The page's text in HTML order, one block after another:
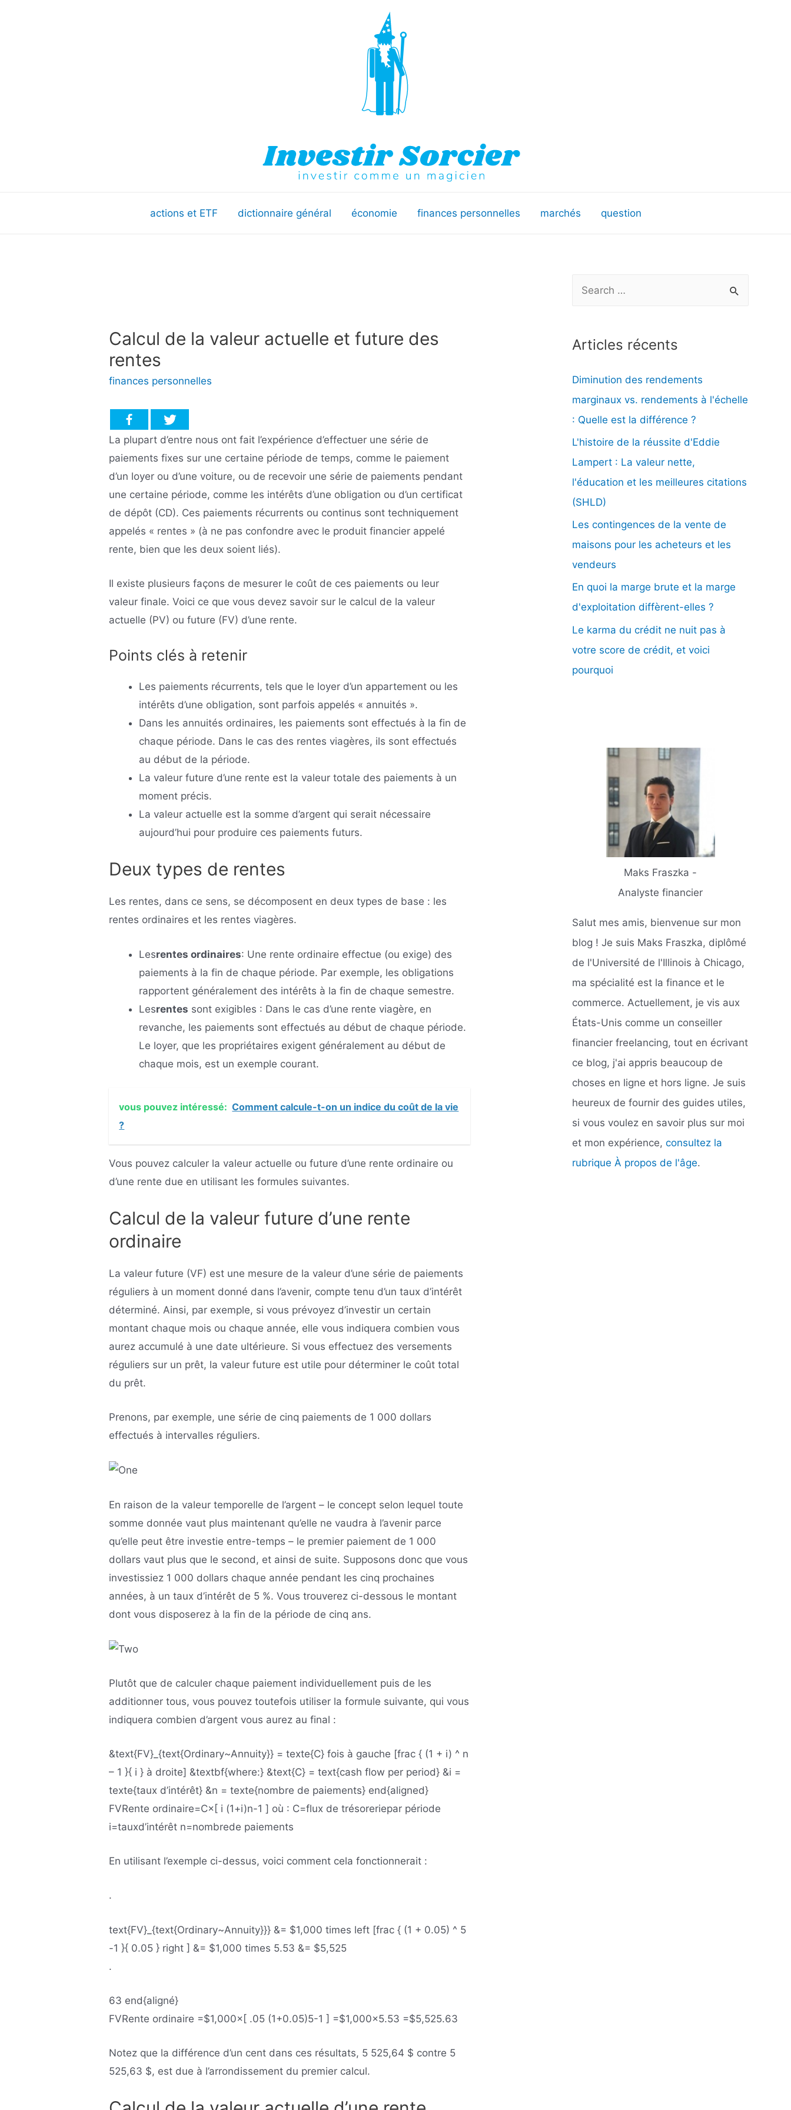
actions et ETF dictionnaire général économie finances personnelles marchés question
Calcul de la valeur actuelle et future des
rentes
finances personnelles
La plupart d’entre nous ont fait l’expérience d’effectuer une série de
paiements fixes sur une certaine période de temps, comme le paiement
d’un loyer ou d’une voiture, ou de recevoir une série de paiements pendant
une certaine période, comme les intérêts d’une obligation ou d’un certificat
de dépôt (CD). Ces paiements récurrents ou continus sont techniquement
appelés « rentes » (à ne pas confondre avec le produit financier appelé
rente, bien que les deux soient liés).
Il existe plusieurs façons de mesurer le coût de ces paiements ou leur
valeur finale. Voici ce que vous devez savoir sur le calcul de la valeur
actuelle (PV) ou future (FV) d’une rente.
Points clés à retenir
Les paiements récurrents, tels que le loyer d’un appartement ou les
intérêts d’une obligation, sont parfois appelés « annuités ».
Dans les annuités ordinaires, les paiements sont effectués à la fin de
chaque période. Dans le cas des rentes viagères, ils sont effectués
au début de la période.
La valeur future d’une rente est la valeur totale des paiements à un
moment précis.
La valeur actuelle est la somme d’argent qui serait nécessaire
aujourd’hui pour produire ces paiements futurs.
Deux types de rentes
Les rentes, dans ce sens, se décomposent en deux types de base : les
rentes ordinaires et les rentes viagères.
Lesrentes ordinaires: Une rente ordinaire effectue (ou exige) des
paiements à la fin de chaque période. Par exemple, les obligations
rapportent généralement des intérêts à la fin de chaque semestre.
Lesrentes sont exigibles : Dans le cas d’une rente viagère, en
revanche, les paiements sont effectués au début de chaque période.
Le loyer, que les propriétaires exigent généralement au début de
chaque mois, est un exemple courant.
vous pouvez intéressé: Comment calcule-t-on un indice du coût de la vie
?
Vous pouvez calculer la valeur actuelle ou future d’une rente ordinaire ou
d’une rente due en utilisant les formules suivantes.
Calcul de la valeur future d’une rente
ordinaire
La valeur future (VF) est une mesure de la valeur d’une série de paiements
réguliers à un moment donné dans l’avenir, compte tenu d’un taux d’intérêt
déterminé. Ainsi, par exemple, si vous prévoyez d’investir un certain
montant chaque mois ou chaque année, elle vous indiquera combien vous
aurez accumulé à une date ultérieure. Si vous effectuez des versements
réguliers sur un prêt, la valeur future est utile pour déterminer le coût total
du prêt.
Prenons, par exemple, une série de cinq paiements de 1 000 dollars
effectués à intervalles réguliers.
En raison de la valeur temporelle de l’argent – le concept selon lequel toute
somme donnée vaut plus maintenant qu’elle ne vaudra à l’avenir parce
qu’elle peut être investie entre-temps – le premier paiement de 1 000
dollars vaut plus que le second, et ainsi de suite. Supposons donc que vous
investissiez 1 000 dollars chaque année pendant les cinq prochaines
années, à un taux d’intérêt de 5 %. Vous trouverez ci-dessous le montant
dont vous disposerez à la fin de la période de cinq ans.
Plutôt que de calculer chaque paiement individuellement puis de les
additionner tous, vous pouvez toutefois utiliser la formule suivante, qui vous
indiquera combien d’argent vous aurez au final :
&text{FV}_{text{Ordinary~Annuity}} = texte{C} fois à gauche [frac { (1 + i) ^ n
– 1 }{ i } à droite] &textbf{where:} &text{C} = text{cash flow per period} &i =
texte{taux d’intérêt} &n = texte{nombre de paiements} end{aligned}
FVRente ordinaire=C× [ i (1+i)n-1 ] où : C=flux de trésoreriepar période
i=tauxd’intérêt n=nombrede paiements
En utilisant l’exemple ci-dessus, voici comment cela fonctionnerait :
.
text{FV}_{text{Ordinary~Annuity}}} &= $1,000 times left [frac { (1 + 0.05) ^ 5
-1 }{ 0.05 } right ] &= $1,000 times 5.53 &= $5,525
.
63 end{aligné}
FVRente ordinaire =$1,000× [ .05 (1+0.05)5-1 ] =$1,000×5.53 =$5,525.63
Notez que la différence d’un cent dans ces résultats, 5 525,64 $ contre 5
525,63 $, est due à l’arrondissement du premier calcul.
h
r
c
h
e
r
:
Articles récents
Diminution des rendements
marginaux vs. rendements à l'échelle
: Quelle est la différence ?
L'histoire de la réussite d'Eddie
Lampert : La valeur nette,
l'éducation et les meilleures citations
(SHLD)
Les contingences de la vente de
maisons pour les acheteurs et les
vendeurs
En quoi la marge brute et la marge
d'exploitation diffèrent-elles ?
Le karma du crédit ne nuit pas à
votre score de crédit, et voici
pourquoi
Maks Fraszka -
Analyste financier
Salut mes amis, bienvenue sur mon
blog ! Je suis Maks Fraszka, diplômé
de l'Université de l'Illinois à Chicago,
ma spécialité est la finance et le
commerce. Actuellement, je vis aux
États-Unis comme un conseiller
financier freelancing, tout en écrivant
ce blog, j'ai appris beaucoup de
choses en ligne et hors ligne. Je suis
heureux de fournir des guides utiles,
si vous voulez en savoir plus sur moi
et mon expérience, consultez la
rubrique À propos de l'âge.